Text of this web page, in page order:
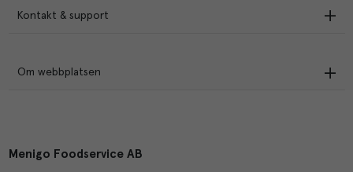
Kontakt & support
Om webbplatsen
Menigo Foodservice AB